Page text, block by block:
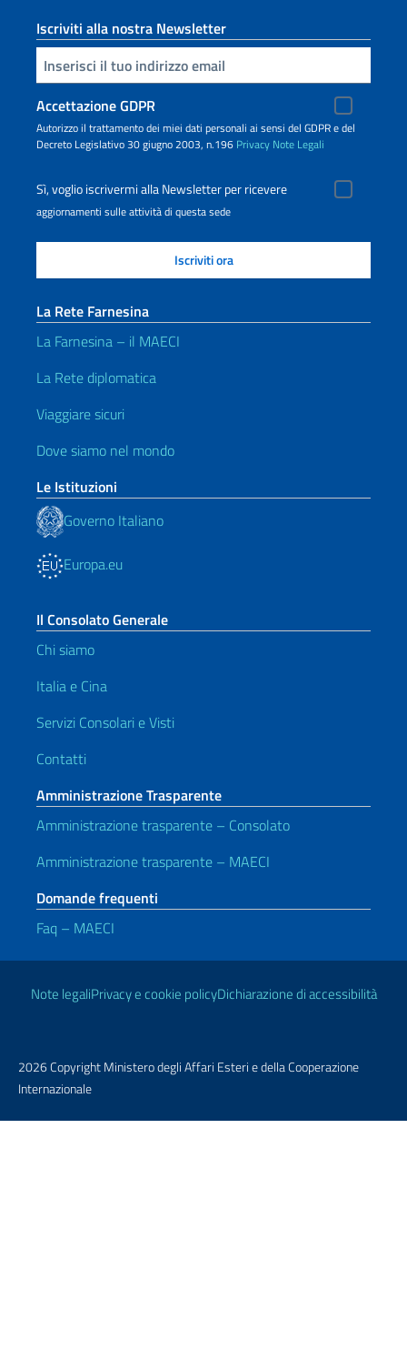
Iscriviti alla nostra Newsletter
Inserisci la tua email
Accettazione GDPR
Autorizzo il trattamento dei miei dati personali ai sensi del GDPR e del
Decreto Legislativo 30 giugno 2003, n.196 Privacy Note Legali
Sì, voglio iscrivermi alla Newsletter per ricevere
aggiornamenti sulle attività di questa sede
La Rete Farnesina
La Farnesina – il MAECI
La Rete diplomatica
Viaggiare sicuri
Dove siamo nel mondo
Le Istituzioni
Governo Italiano
Europa.eu
Il Consolato Generale
Chi siamo
Italia e Cina
Servizi Consolari e Visti
Contatti
Amministrazione Trasparente
Amministrazione trasparente – Consolato
Amministrazione trasparente – MAECI
Domande frequenti
Faq – MAECI
Link Utili
Note legaliPrivacy e cookie policyDichiarazione di accessibilità
2026 Copyright Ministero degli Affari Esteri e della Cooperazione
Internazionale